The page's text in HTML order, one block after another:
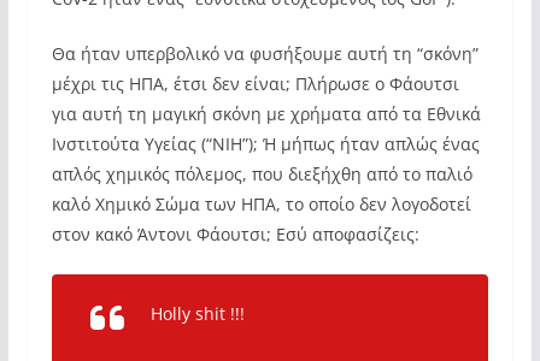
Θα ήταν υπερβολικό να φυσήξουμε αυτή τη “σκόνη”
μέχρι τις ΗΠΑ, έτσι δεν είναι; Πλήρωσε ο Φάουτσι
για αυτή τη μαγική σκόνη με χρήματα από τα Εθνικά
Ινστιτούτα Υγείας (“NIH”); Ή μήπως ήταν απλώς ένας
απλός χημικός πόλεμος, που διεξήχθη από το παλιό
καλό Χημικό Σώμα των ΗΠΑ, το οποίο δεν λογοδοτεί
στον κακό Άντονι Φάουτσι; Εσύ αποφασίζεις:
Holly shit !!!